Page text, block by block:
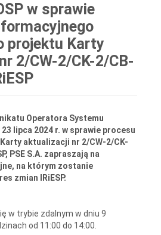
w sprawie
projektu Karty
2/CW-2/CK-2/CB-
Operatora Systemu
lipca 2024 r. w sprawie procesu
aktualizacji nr 2/CW-2/CK-
PSE S.A. zapraszają na
na którym zostanie
zmian IRiESP.
w trybie zdalnym w dniu 9
od 11:00 do 14:00.